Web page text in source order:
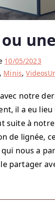
10/05/2023
, Minis,Videos
notre
il a eu
suite à
de lignée,
nous a
le partager